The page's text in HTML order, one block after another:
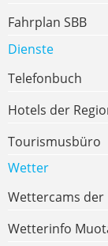
Fahrplan SBB
Dienste
Telefonbuch
Hotels der
Tourismusbüro
Wetter
Wettercams der
Wetterinfo